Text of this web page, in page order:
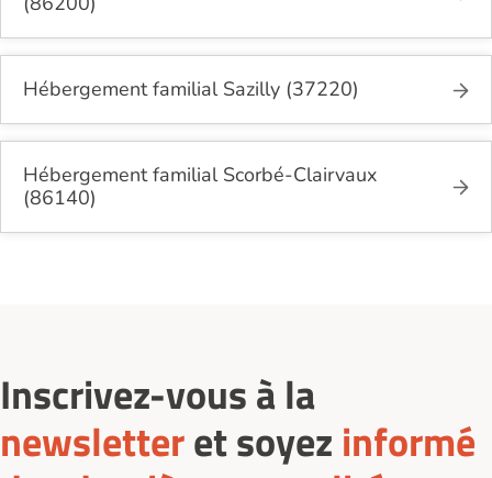
Hébergement familial Sazilly (37220)
Hébergement familial Scorbé-Clairvaux
(86140)
Inscrivez-vous à la
newsletteret soyez informé